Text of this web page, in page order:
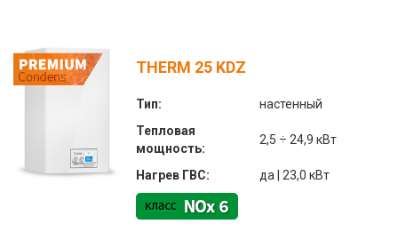
THERM 25 KDZ
Тип:
настенный
Тепловая
мощность:
2,5 ÷ 24,9 кВт
Нагрев ГВС: да | 23,0 кВт